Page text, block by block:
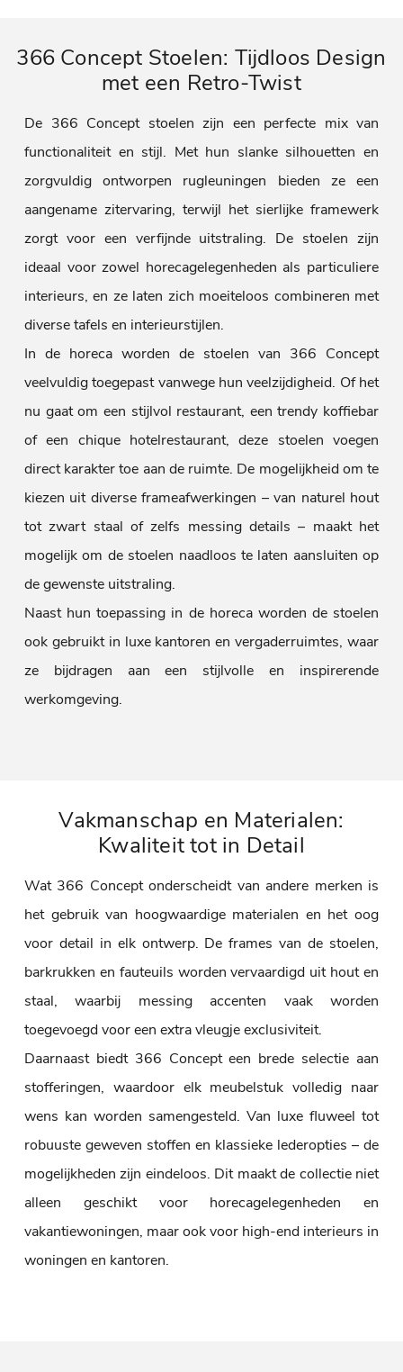
366 Concept Stoelen: Tijdloos Design
met een Retro-Twist
De 366 Concept stoelen zijn een perfecte mix van
functionaliteit en stijl. Met hun slanke silhouetten en
zorgvuldig ontworpen rugleuningen bieden ze een
aangename zitervaring, terwijl het sierlijke framewerk
zorgt voor een verfijnde uitstraling. De stoelen zijn
ideaal voor zowel horecagelegenheden als particuliere
interieurs, en ze laten zich moeiteloos combineren met
diverse tafels en interieurstijlen.
In de horeca worden de stoelen van 366 Concept
veelvuldig toegepast vanwege hun veelzijdigheid. Of het
nu gaat om een stijlvol restaurant, een trendy koffiebar
of een chique hotelrestaurant, deze stoelen voegen
direct karakter toe aan de ruimte. De mogelijkheid om te
kiezen uit diverse frameafwerkingen – van naturel hout
tot zwart staal of zelfs messing details – maakt het
mogelijk om de stoelen naadloos te laten aansluiten op
de gewenste uitstraling.
Naast hun toepassing in de horeca worden de stoelen
ook gebruikt in luxe kantoren en vergaderruimtes, waar
ze bijdragen aan een stijlvolle en inspirerende
werkomgeving.
Vakmanschap en Materialen:
Kwaliteit tot in Detail
Wat 366 Concept onderscheidt van andere merken is
het gebruik van hoogwaardige materialen en het oog
voor detail in elk ontwerp. De frames van de stoelen,
barkrukken en fauteuils worden vervaardigd uit hout en
staal, waarbij messing accenten vaak worden
toegevoegd voor een extra vleugje exclusiviteit.
Daarnaast biedt 366 Concept een brede selectie aan
stofferingen, waardoor elk meubelstuk volledig naar
wens kan worden samengesteld. Van luxe fluweel tot
robuuste geweven stoffen en klassieke lederopties – de
mogelijkheden zijn eindeloos. Dit maakt de collectie niet
alleen geschikt voor horecagelegenheden en
vakantiewoningen, maar ook voor high-end interieurs in
woningen en kantoren.